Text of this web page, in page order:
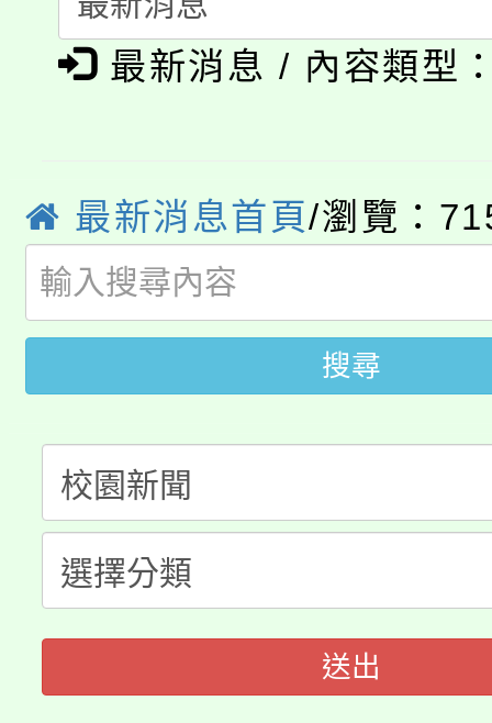
《TA101》溝通分析基
程，歡迎學生輔導中心
系所師生報名參加。
淨零綠生活教案入校路
會
115年食農教育專業人
學籍身 分審查程序及
版
淨零綠領人才培育課程
公告本校115學年度第
代理(課)教師甄選結果(
「2026金融保險知識
桃園市115學年度學生
公告本校115學年度第
代理(課)教師甄選結果(
公告本校115學年度第
代理(課)教師甄選結果(
轉知中國文化大學推廣
《TA101》溝通分析基
程，歡迎學生輔導中心
心理、諮商輔導、社會
最新消息 / 內容類型
最新消息首頁/瀏覽：
搜尋
送出